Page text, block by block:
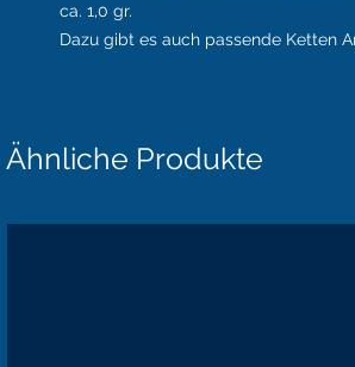
ca. 1,0 gr.
Dazu gibt es auch passende Ketten
Ähnliche Produkte